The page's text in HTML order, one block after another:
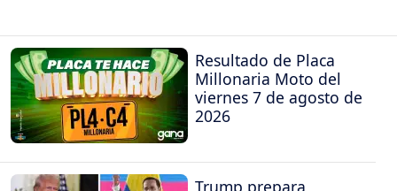
Resultado de Placa
Millonaria Moto del
viernes 7 de agosto de
2026